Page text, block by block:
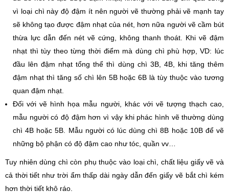
vì loại chì này độ đậm ít nên người vẽ thường phải vẽ mạnh tay
sẽ không tạo được đậm nhạt của nét, hơn nữa người vẽ cầm bút
thừa lực dẫn đến nét vẽ cứng, không thanh thoát. Khi vẽ đậm
nhạt thì tùy theo từng thời điểm mà dùng chì phù hợp, VD: lúc
đầu lên đậm nhạt tổng thể thì dùng chì 3B, 4B, khi tăng thêm
đậm nhạt thì tăng số chì lên 5B hoặc 6B là tùy thuộc vào tương
quan đậm nhạt.
Đối với vẽ hình họa mẫu người, khác với vẽ tượng thạch cao,
mẫu người có độ đậm hơn vì vậy khi phác hình vẽ thường dùng
chì 4B hoặc 5B. Mẫu người có lúc dùng chì 8B hoặc 10B để vẽ
những bộ phận có độ đậm cao như tóc, quần vv…
Tuy nhiên dùng chì còn phụ thuộc vào loại chì, chất liệu giấy vẽ và
cả thời tiết như trời ẩm thấp dài ngày dẫn đến giấy vẽ bắt chì kém
hơn thời tiết khô ráo.